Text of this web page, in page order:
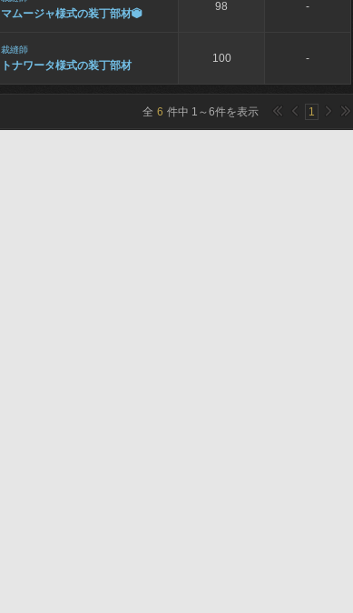
マムージャ様式の装丁部材
98 -
裁縫師
トナワータ様式の装丁部材
100 -
全 6 件中 1 ～6件を表示 1